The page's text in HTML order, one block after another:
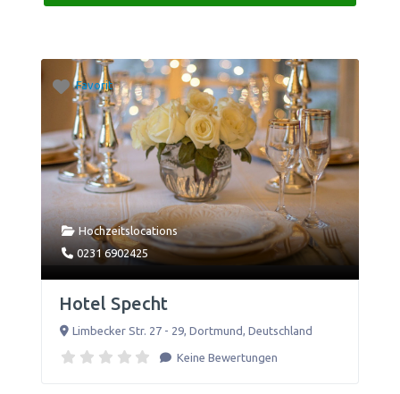
Favorit
Hochzeitslocations
0231 6902425
Hotel Specht
Limbecker Str. 27 - 29, Dortmund, Deutschland
Keine Bewertungen